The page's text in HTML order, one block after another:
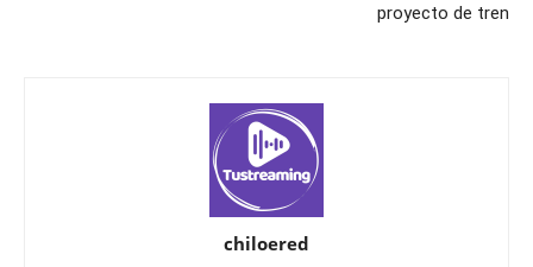
proyecto de tren
chiloered